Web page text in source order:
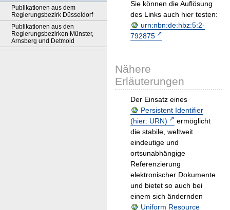
Publikationen aus dem
Regierungsbezirk Düsseldorf
Publikationen aus den
Regierungsbezirken Münster,
Arnsberg und Detmold
Sie können die Auflösung
des Links auch hier testen:
urn:nbn:de:hbz:5:2-
792875
Nähere
Erläuterungen
Der Einsatz eines
Persistent Identifier
(hier: URN)
ermöglicht
die stabile, weltweit
eindeutige und
ortsunabhängige
Referenzierung
elektronischer Dokumente
und bietet so auch bei
einem sich ändernden
Uniform Resource